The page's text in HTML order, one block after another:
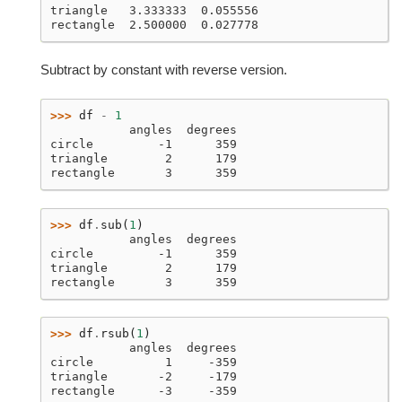
triangle   3.333333  0.055556
rectangle  2.500000  0.027778
Subtract by constant with reverse version.
>>> df -
1
           angles  degrees
circle         -1      359
triangle        2      179
rectangle       3      359
>>> df . sub ( 1 )
           angles  degrees
circle         -1      359
triangle        2      179
rectangle       3      359
>>> df . rsub ( 1 )
           angles  degrees
circle          1     -359
triangle       -2     -179
rectangle      -3     -359